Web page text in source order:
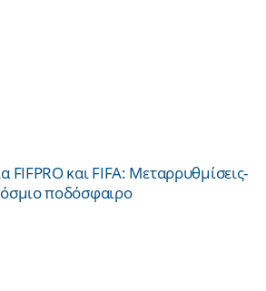
FIFPRO και FIFA: Μεταρρυθμίσεις-
ποδόσφαιρο